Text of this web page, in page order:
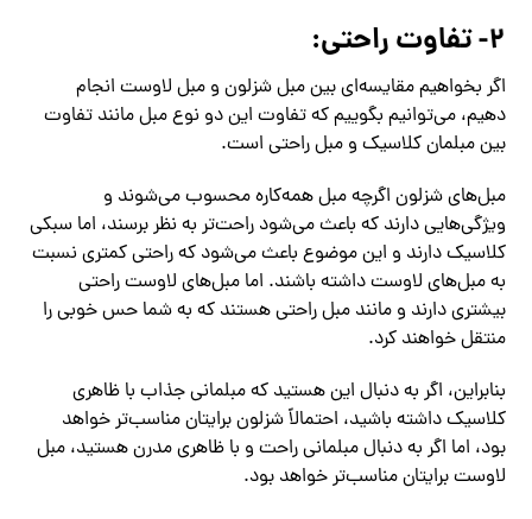
۲- تفاوت راحتی:
اگر بخواهیم مقایسه‌ای بین مبل شزلون و مبل لاوست انجام
دهیم، می‌توانیم بگوییم که تفاوت این دو نوع مبل مانند تفاوت
بین مبلمان کلاسیک و مبل راحتی است.
مبل‌های شزلون اگرچه مبل همه‌کاره محسوب می‌شوند و
ویژگی‌هایی دارند که باعث می‌شود راحت‌تر به نظر برسند، اما سبکی
کلاسیک دارند و این موضوع باعث می‌شود که راحتی کمتری نسبت
به مبل‌های لاوست داشته باشند. اما مبل‌های لاوست راحتی
بیشتری دارند و مانند مبل راحتی هستند که به شما حس خوبی را
منتقل خواهند کرد.
بنابراین، اگر به دنبال این هستید که مبلمانی جذاب با ظاهری
کلاسیک داشته باشید، احتمالاً شزلون برایتان مناسب‌تر خواهد
بود، اما اگر به دنبال مبلمانی راحت و با ظاهری مدرن هستید، مبل
لاوست برایتان مناسب‌تر خواهد بود.